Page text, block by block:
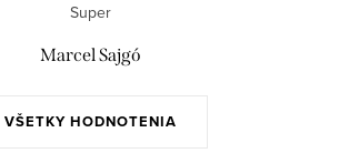
VŠETKY HODNOTENIA
Super
Marcel Sajgó